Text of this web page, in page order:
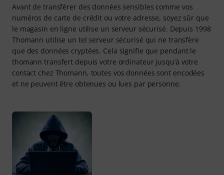
Avant de transférer des données sensibles comme vos
numéros de carte de crédit ou votre adresse, soyez sûr que
le magasin en ligne utilise un serveur sécurisé. Depuis 1998
Thomann utilise un tel serveur sécurisé qui ne transfère
que des données cryptées. Cela signifie que pendant le
thomann transfert depuis votre ordinateur jusqu’à votre
contact chez Thomann, toutes vos données sont encodées
et ne peuvent être obtenues ou lues par personne.